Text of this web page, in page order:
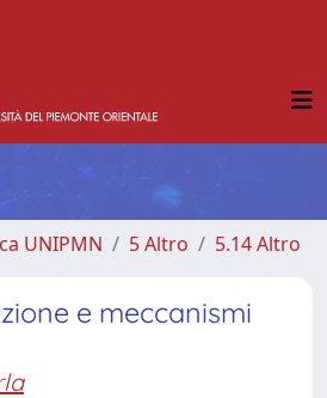
UNIPMN 5 Altro 5.14 Altro
e meccanismi